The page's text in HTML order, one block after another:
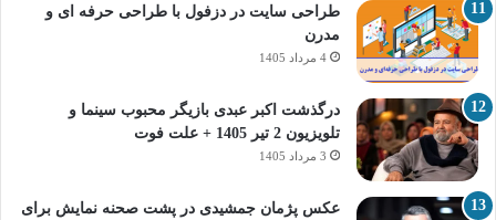
طراحی سایت در دزفول با طراحی حرفه‌ ای و
مدرن
4 مرداد 1405
درگذشت اکبر عبدی بازیگر محبوب سینما و
تلویزیون 2 تیر 1405 + علت فوت
3 مرداد 1405
عکس پژمان جمشیدی در پشت صحنه نمایش برای